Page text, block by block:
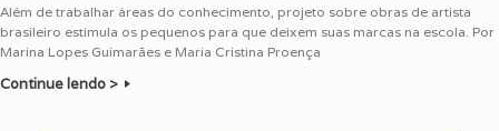
Além de trabalhar áreas do conhecimento, projeto sobre obras de artista
brasileiro estimula os pequenos para que deixem suas marcas na escola. Por
Marina Lopes Guimarães e Maria Cristina Proença
Continue lendo >